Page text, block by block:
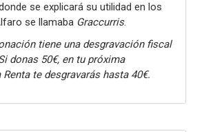
se explicará su utilidad en los
se llamaba Graccurris.
tiene una desgravación fiscal
donas 50€, en tu próxima
te desgravarás hasta 40€.